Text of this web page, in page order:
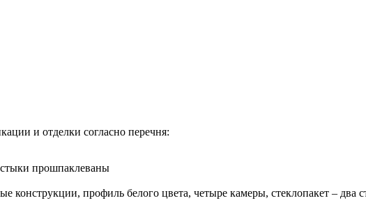
и отделки согласно перечня:
стыки прошпаклеваны
конструкции, профиль белого цвета, четыре камеры, стеклопакет –